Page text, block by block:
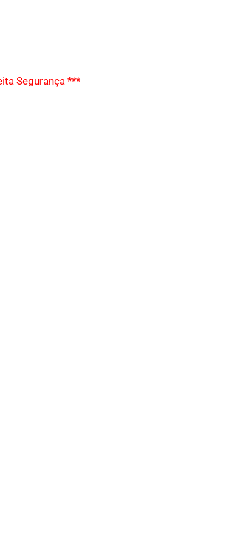
Segurança ***